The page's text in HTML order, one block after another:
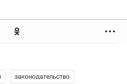
законодательство